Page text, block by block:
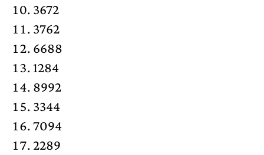
3672
3762
6688
1284
8992
3344
7094
2289